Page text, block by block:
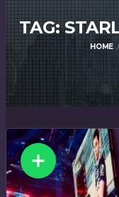
TAG:
HOME